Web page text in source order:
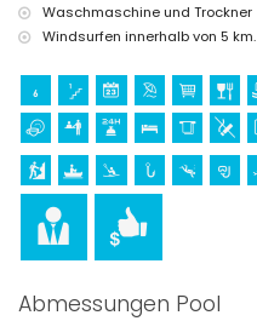
Waschmaschine und Trockner
Windsurfen innerhalb von 5 km.
Abmessungen Pool